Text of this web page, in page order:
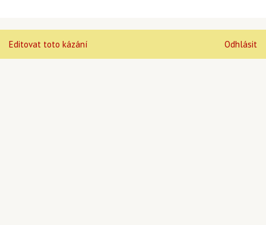
Editovat toto kázání Odhlásit